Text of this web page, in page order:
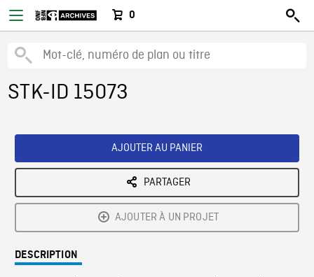
0
STK-ID 15073
AJOUTER AU PANIER
PARTAGER
AJOUTER À UN PROJET
DESCRIPTION